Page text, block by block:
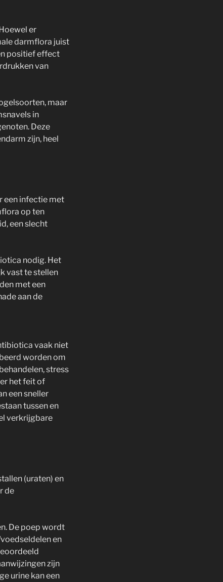
er
darmflora juist
positief effect
van
maar
in
Deze
zijn, heel
een infectie met
op ten
een slecht
nodig. Het
vast te stellen
met een
aan de
vaak niet
worden om
stress
het feit of
een sneller
tussen en
verkrijgbare
(uraten) en
de
De poep wordt
en
zijn
urine kan een